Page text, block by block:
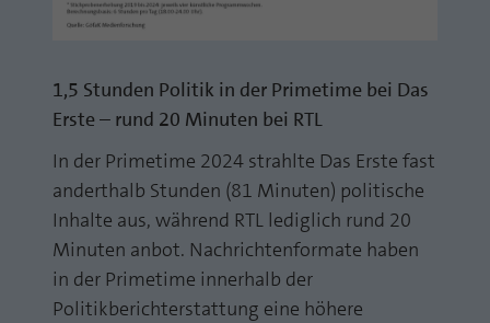
1,5 Stunden Politik in der Primetime bei Das
Erste – rund 20 Minuten bei RTL
In der Primetime 2024 strahlte Das Erste fast
anderthalb Stunden (81 Minuten) politische
Inhalte aus, während RTL lediglich rund 20
Minuten anbot. Nachrichtenformate haben
in der Primetime innerhalb der
Politikberichterstattung eine höhere